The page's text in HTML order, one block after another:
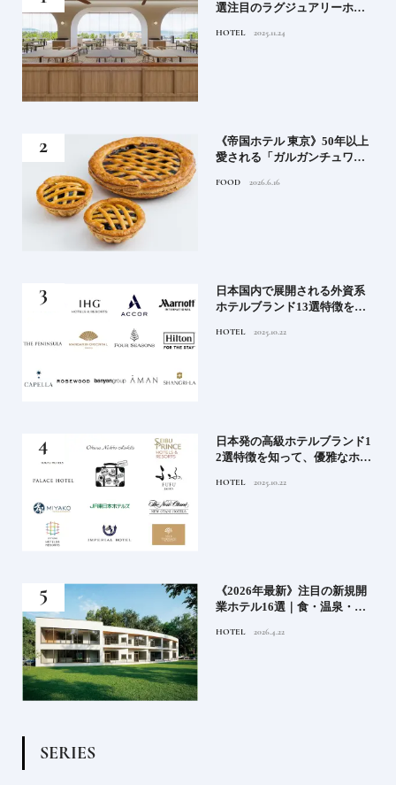
選注目のラグジュアリーホテ
ィホテルまでご紹介【前編】
HOTEL 2025.11.24
《帝国ホテル 東京》50年以上
愛される「ガルガンチュワ」
テルの美味しいスイーツ
FOOD 2026.6.16
日本国内で展開される外資系
ホテルブランド13選特徴を知
満喫｜ホテルブランド大解剖
HOTEL 2025.10.22
日本発の高級ホテルブランド1
2選特徴を知って、優雅なホテ
ンド大解剖①
HOTEL 2025.10.22
《2026年最新》注目の新規開
業ホテル16選｜食・温泉・リ
HOTEL 2026.4.22
SERIES